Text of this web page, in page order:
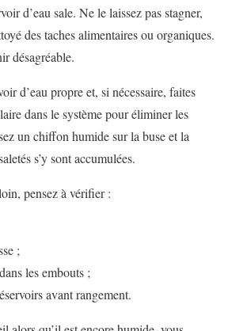
d’eau sale. Ne le laissez pas stagner,
des taches alimentaires ou organiques.
désagréable.
d’eau propre et, si nécessaire, faites
dans le système pour éliminer les
un chiffon humide sur la buse et la
s’y sont accumulées.
pensez à vérifier :
;
les embouts ;
avant rangement.